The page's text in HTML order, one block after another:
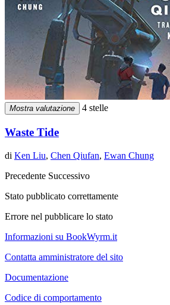
Mostra valutazione 4 stelle
Waste Tide
di Ken Liu, Chen Qiufan, Ewan Chung
Precedente Successivo
Stato pubblicato correttamente
Errore nel pubblicare lo stato
Informazioni su BookWyrm.it
Contatta amministratore del sito
Documentazione
Codice di comportamento